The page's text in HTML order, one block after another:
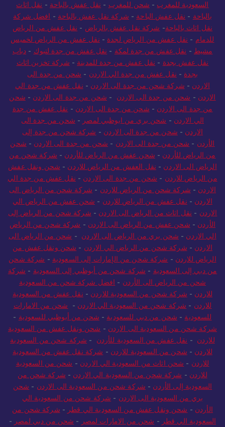
السعودية للمغرب - شحن للمغرب - نقل عفش بالباحة - نقل اثاث
بالباحة - نقل عفش الباحة - شركة نقل عفش بالباحة - افضل شركة
نقل اثاث بالباحة- شركة نقل عفش بالرياض - نقل عفش من الرياض
للدمام - نقل عفش من الرياض لجدة - نقل عفش من الرياض لخميس
مشيط - نقل عفش من جدة لمكة - نقل عفش من جدة لتبوك - دباب
نقل عفش بجدة - نقل عفش من جدة للمدينة - شركة تخزين اثاث
بجدة - نقل عفش من جدة الي الاردن - شحن من جدة الى
الاردن - شركة شحن من جدة الى الاردن - نقل عفش من جدة الي
الاردن - شحن من جدة الى الاردن - شحن من جدة الى الاردن - شحن
من جدة الى الاردن - شحن من جدة الى الاردن - نقل عفش من جدة
الي الاردن - شحن بري من ابوظبي لمصر - شحن من جدة الى
الاردن - شحن من جدة الى الاردن - شركة شحن من جدة إلى
الأردن - شحن من جدة الى الاردن - شحن من جدة الى الاردن - شحن
من الرياض للأردن - شحن عفش من الرياض للأردن - شركة شحن من
الرياض الى الاردن - نقل العفش من الرياض للاردن - شحن ونقل عفش
من الرياض للاردن - شحن من جدة الى الاردن - نقل عفش من جدة الي
الاردن - شركة شحن من الرياض للاردن - شركة شحن من الرياض الى
الاردن - نقل عفش من الرياض للاردن - شحن عفش من الرياض الي
الاردن - نقل اثاث من الرياض الى الاردن - شركة شحن من الرياض إلى
الأردن - شحن عفش من الرياض الى الاردن - شركة شحن من الرياض
الي الاردن - شحن بري من الرياض الى الاردن - شحن من الرياض الى
الاردن - شركة شحن من الرياض الي الاردن - شحن ونقل عفش من
الرياض للاردن - شركة شحن من الإمارات إلى السعودية - شركة شحن
من دبي إلى السعودية - شركة شحن من أبوظبي إلى السعودية - شركة
شحن من الرياض الى الأردن - افضل شركة شحن من السعودية
للاردن - شركة شحن من السعودية للاردن - نقل عفش من السعودية
للاردن - شركة شحن من السعودية الي الاردن - شحن من الامارات
للسعودية - شحن من دبي للسعودية - شحن من أبوظبي للسعودية -
شركة شحن من السعودية الى الاردن - شحن ونقل عفش من السعودية
للاردن - نقل عفش من السعودية للأردن - شركة شحن من السعودية
للاردن - شحن من السعودية للاردن - شركة نقل عفش من السعودية
للاردن - شحن اثاث من السعودية الي الاردن - شحن من السعودية
للاردن - شركة شحن من السعودية الي الاردن - شركة شحن من
السعودية إلى الأردن - شركة شحن من السعودية الى الاردن - شحن
بري من السعودية الى الاردن - شركة شحن من السعودية الي
الأردن - شحن ونقل عفش من السعودية الي قطر - شركة شحن من
السعودية الي قطر - شحن من الامارات لمصر - شحن من دبي لمصر -